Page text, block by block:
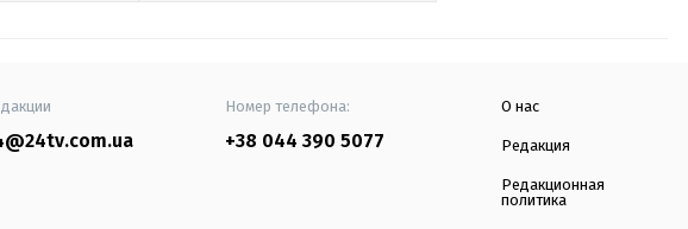
Номер телефона:
+38 044 390 5077
О нас
Редакция
Редакционная
политика